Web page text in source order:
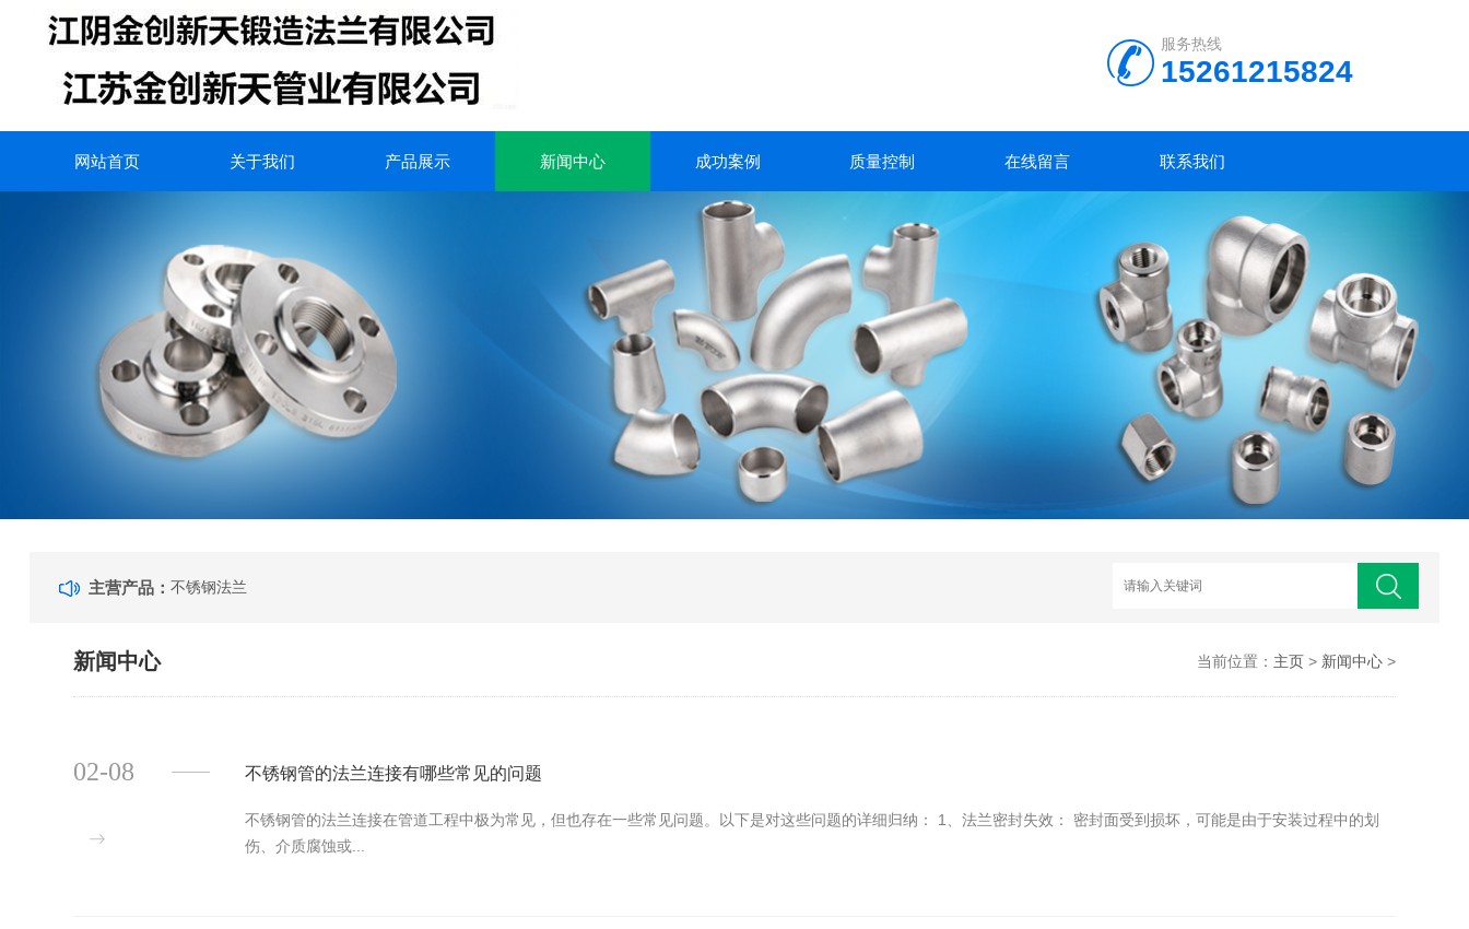
服务热线
15261215824
网站首页 关于我们 产品展示 新闻中心 成功案例 质量控制 在线留言 联系我们
主营产品：不锈钢法兰
新闻中心 当前位置： 主页> 新闻中心>
不锈钢管的法兰连接有哪些常见的问题
不锈钢管的法兰连接在管道工程中极为常见，但也存在一些常见问题。以下是对这些问题的详细归纳： 1、法兰密封失效： 密封面受到损坏，可能是由于安装过程中的划
伤、介质腐蚀或...
02-08